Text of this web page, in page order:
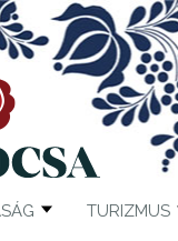
TURIZMUS